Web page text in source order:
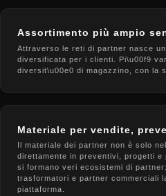
Assortimento più ampio
Attraverso le reti di partner nasce
diversificata per i clienti. Pi\u00f9
diversit\u00e0 di magazzino, con la
Materiale per vendite,
Il materiale dei partner non è solo
direttamente in preventivi, progetti e
si formano veri ecosistemi di
trasformatori e partner commerciali
piattaforma.